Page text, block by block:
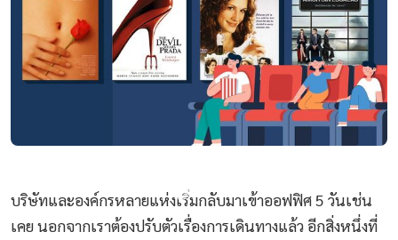
บริษัทและองค์กรหลายแห่งเริ่มกลับมาเข้าออฟฟิศ 5 วันเช่น
เคย นอกจากเราต้องปรับตัวเรื่องการเดินทางแล้ว อีกสิ่งหนึ่งที่